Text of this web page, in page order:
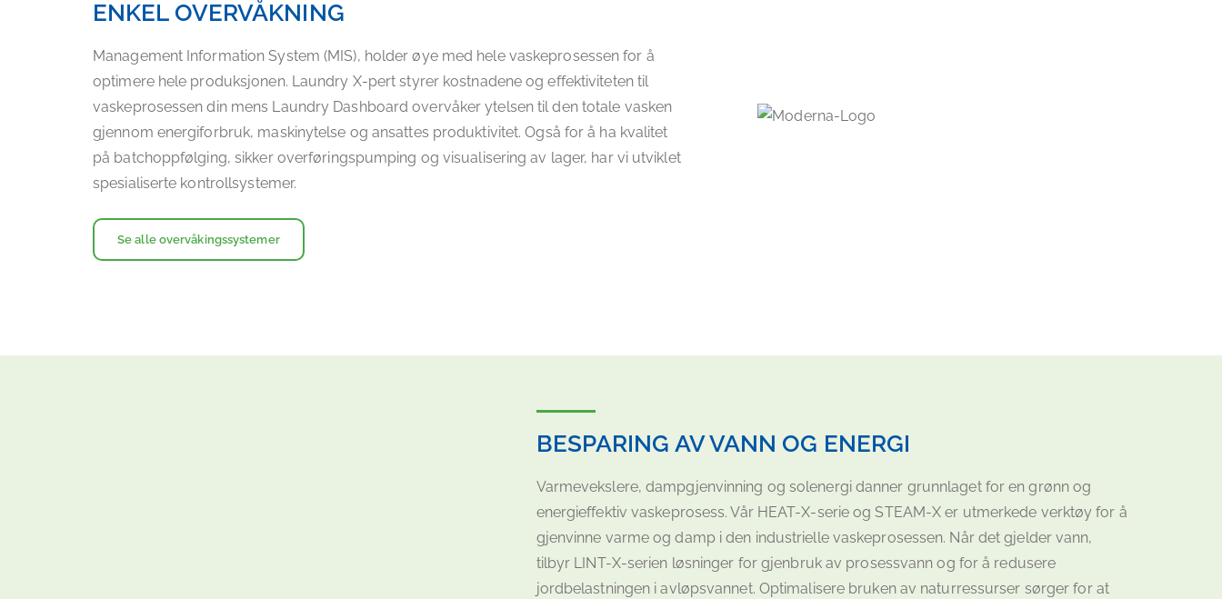
ENKEL OVERVÅKNING
Management Information System (MIS), holder øye med hele vaskeprosessen for å
optimere hele produksjonen. Laundry X-pert styrer kostnadene og effektiviteten til
vaskeprosessen din mens Laundry Dashboard overvåker ytelsen til den totale vasken
gjennom energiforbruk, maskinytelse og ansattes produktivitet. Også for å ha kvalitet
på batchoppfølging, sikker overføringspumping og visualisering av lager, har vi utviklet
spesialiserte kontrollsystemer.
Se alle overvåkingssystemer
BESPARING AV VANN OG ENERGI
Varmevekslere, dampgjenvinning og solenergi danner grunnlaget for en grønn og
energieffektiv vaskeprosess. Vår HEAT-X-serie og STEAM-X er utmerkede verktøy for å
gjenvinne varme og damp i den industrielle vaskeprosessen. Når det gjelder vann,
tilbyr LINT-X-serien løsninger for gjenbruk av prosessvann og for å redusere
jordbelastningen i avløpsvannet. Optimalisere bruken av naturressurser sørger for at